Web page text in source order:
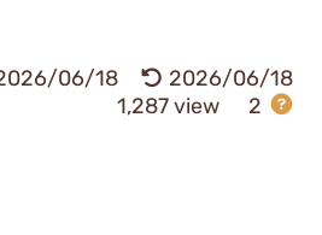
06/18
2026/06/18
1,287 view
2